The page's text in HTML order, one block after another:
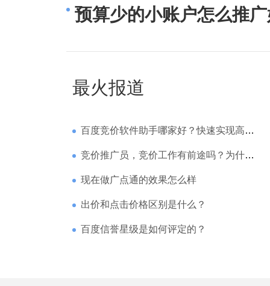
预算少的小账户怎么推
最火报道
百度竞价软件助手哪家好？快速实现高回报哪家强？
竞价推广员，竞价工作有前途吗？为什么待遇那么高
现在做广点通的效果怎么样
出价和点击价格区别是什么？
百度信誉星级是如何评定的？